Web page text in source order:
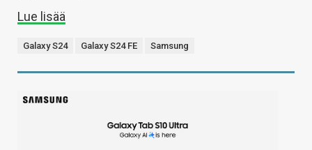
Lue lisää
Galaxy S24 Galaxy S24 FE Samsung